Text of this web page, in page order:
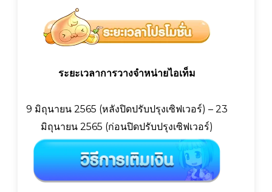
ระยะเวลาการวางจำหน่ายไอเท็ม
9 มิถุนายน 2565 (หลังปิดปรับปรุงเซิฟเวอร์) – 23
มิถุนายน 2565 (ก่อนปิดปรับปรุงเซิฟเวอร์)